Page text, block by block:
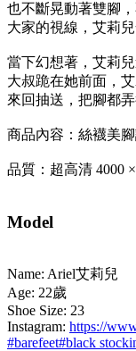
也不斷晃動著雙腳
大家的視線，艾莉
當下幻想著，艾莉
大叔跪在她前面，
來回抽送，把腳都
商品內容：絲襪美
品質：超高清 4000
Model
Name: Ariel艾莉兒
Age: 22歲
Shoe Size: 23
Instagram: https://
#barefeet#black